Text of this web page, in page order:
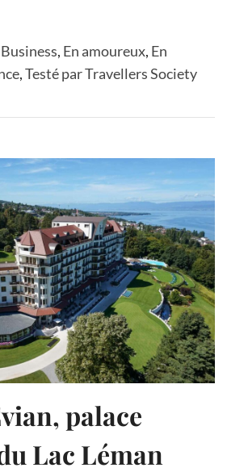
Business, En amoureux, En
,Testé par Travellers Society
palace
Lac Léman